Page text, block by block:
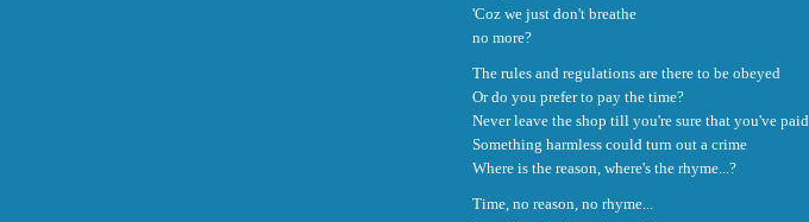
'Coz we just don't breathe
no more?
The rules and regulations are there to be obeyed
Or do you prefer to pay the time?
Never leave the shop till you're sure that you've paid
Something harmless could turn out a crime
Where is the reason, where's the rhyme...?
Time, no reason, no rhyme...